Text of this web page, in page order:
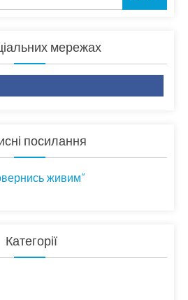
мережах
посилання
живим”
Категорії